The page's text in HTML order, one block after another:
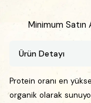
Minimum Satın
Ürün Detayı
Protein oranı en
organik olarak